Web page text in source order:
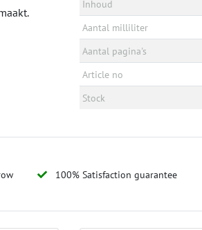
Inhoud
Aantal milliliter
Aantal pagina's
Article no
Stock
100% Satisfaction guarantee